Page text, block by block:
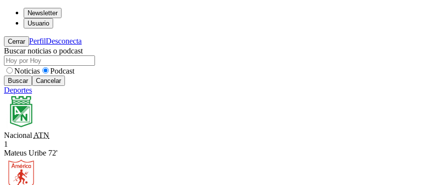
Newsletter
Usuario
Cerrar PerfilDesconecta
Buscar noticias o podcast
Noticias Podcast
Buscar Cancelar
Deportes
Nacional ATN
1
Mateus Uribe 72'